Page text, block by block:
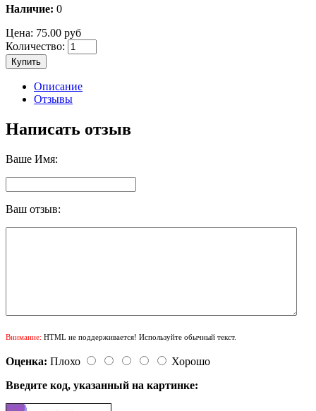
Наличие: 0
Цена: 75.00 руб
Количество:
Купить
Описание
Отзывы
Написать отзыв
Ваше Имя:
Ваш отзыв:
Внимание: HTML не поддерживается! Используйте обычный текст.
Оценка: Плохо
Хорошо
Введите код, указанный на картинке: